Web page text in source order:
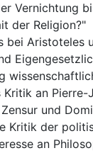
Vernichtung
der Religion?"
bei Aristoteles
an
und
Kritik der
an